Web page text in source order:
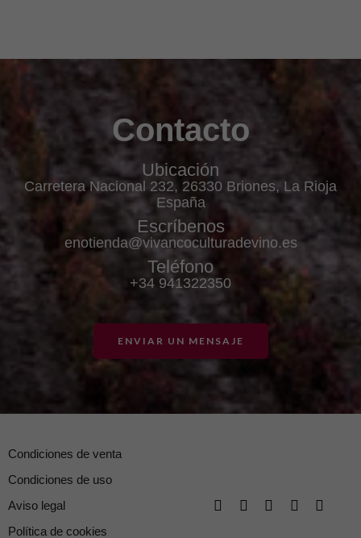
Contacto
Ubicación
Carretera Nacional 232, 26330 Briones, La Rioja
España
Escríbenos
enotienda@vivancoculturadevino.es
Teléfono
+34 941322350
ENVIAR UN MENSAJE
Condiciones de venta
Condiciones de uso
Aviso legal
Política de cookies